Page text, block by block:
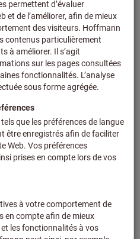
professionnels après
au panier